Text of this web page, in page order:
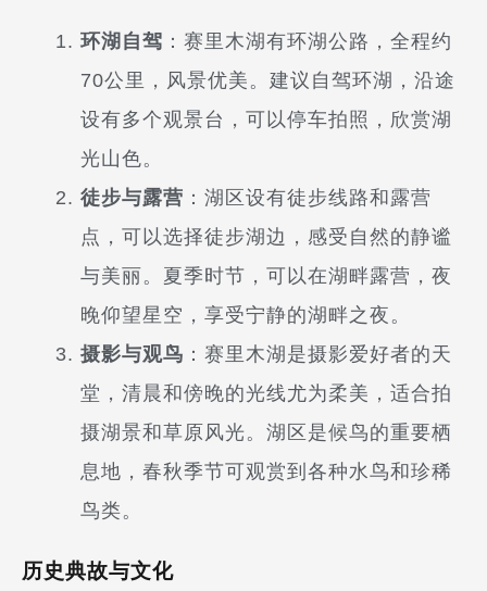
环湖自驾 ：赛里木湖有环湖公路，全程约
70公里，风景优美。建议自驾环湖，沿途
设有多个观景台，可以停车拍照，欣赏湖
光山色。
徒步与露营 ：湖区设有徒步线路和露营
点，可以选择徒步湖边，感受自然的静谧
与美丽。夏季时节，可以在湖畔露营，夜
晚仰望星空，享受宁静的湖畔之夜。
摄影与观鸟 ：赛里木湖是摄影爱好者的天
堂，清晨和傍晚的光线尤为柔美，适合拍
摄湖景和草原风光。湖区是候鸟的重要栖
息地，春秋季节可观赏到各种水鸟和珍稀
鸟类。
历史典故与文化